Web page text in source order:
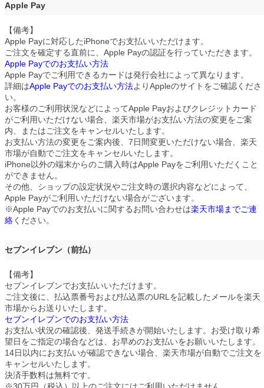
Apple Pay
【備考】
Apple Payに対応したiPhoneでお支払いいただけます。
ご注文を確定する直前に、Apple Payの認証を行っていただきます。
Apple Payでのお支払い方法
Apple Payでご利用できるカードは発行会社によって異なります。
詳細はApple Payでのお支払い方法よりAppleのサイトをご確認くださ
い。
お客様のご利用状況などによってApple Payおよびクレジットカード
がご利用いただけない場合、楽天市場がお支払い方法の変更をご案
内、またはご注文をキャンセルいたします。
お支払い方法の変更をご案内後、7日間変更いただけない場合、楽天
市場が自動でご注文をキャンセルいたします。
iPhone以外の端末からのご購入時はApple Payをご利用いただくこと
ができません。
その他、ショップの設定状況やご注文時の選択内容などによって、
Apple Payがご利用いただけない場合がございます。
※Apple Payでのお支払いに関するお問い合わせは楽天市場までご連
絡ください。
セブンイレブン（前払）
【備考】
セブンイレブンでお支払いいただけます。
ご注文後に、払込票番号および払込票のURLを記載したメールを楽天
市場からお送りいたします。
セブンイレブンでのお支払い方法
お支払い状況の確認後、発送手続きが開始いたします。お受け取り希
望日をご指定の場合などは、お早めのお支払いをお願いいたします。
14日以内にお支払いが確認できない場合、楽天市場が自動でご注文を
キャンセルいたします。
決済手数料は無料です。